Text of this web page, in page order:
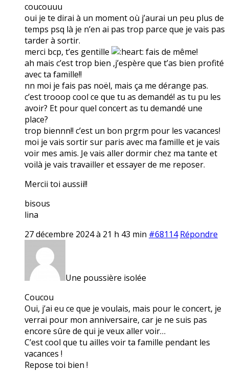
coucouuu
oui je te dirai à un moment où j’aurai un peu plus de
temps psq là je n’en ai pas trop parce que je vais pas
tarder à sortir.
merci bcp, t’es gentille
fais de même!
ah mais c’est trop bien ,j’espère que t’as bien profité
avec ta famille!!
nn moi je fais pas noël, mais ça me dérange pas.
c’est trooop cool ce que tu as demandé! as tu pu les
avoir? Et pour quel concert as tu demandé une
place?
trop biennn!! c’est un bon prgrm pour les vacances!
moi je vais sortir sur paris avec ma famille et je vais
voir mes amis. Je vais aller dormir chez ma tante et
voilà je vais travailler et essayer de me reposer.
Mercii toi aussii!!
bisous
lina
27 décembre 2024 à 21 h 43 min #68114 Répondre
Une poussière isolée
Coucou
Oui, j’ai eu ce que je voulais, mais pour le concert, je
verrai pour mon anniversaire, car je ne suis pas
encore sûre de qui je veux aller voir…
C’est cool que tu ailles voir ta famille pendant les
vacances !
Repose toi bien !